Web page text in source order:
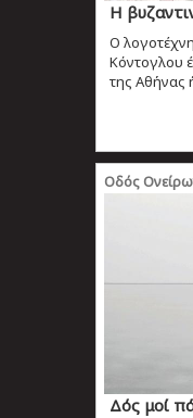
H
Ο
Κόντογλου
της Αθήνας
Οδός
Δός μοί